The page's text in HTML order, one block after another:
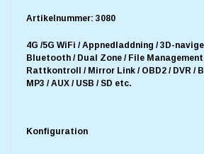
Artikelnummer: 3080
4G /5G WiFi / Appnedladdning / 3D-
Bluetooth / Dual Zone / File Management
Rattkontroll / Mirror Link / OBD2 / DVR /
MP3 / AUX / USB / SD etc.
Konfiguration